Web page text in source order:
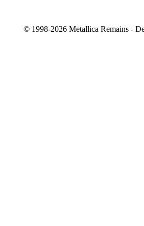
© 1998-2026 Metallica Remains -